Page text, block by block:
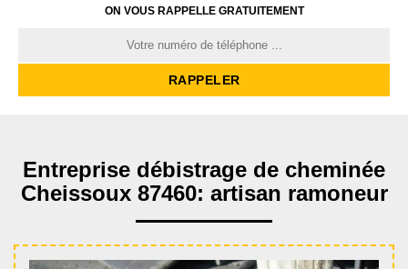
ON VOUS RAPPELLE GRATUITEMENT
Entreprise débistrage de cheminée
Cheissoux 87460: artisan ramoneur